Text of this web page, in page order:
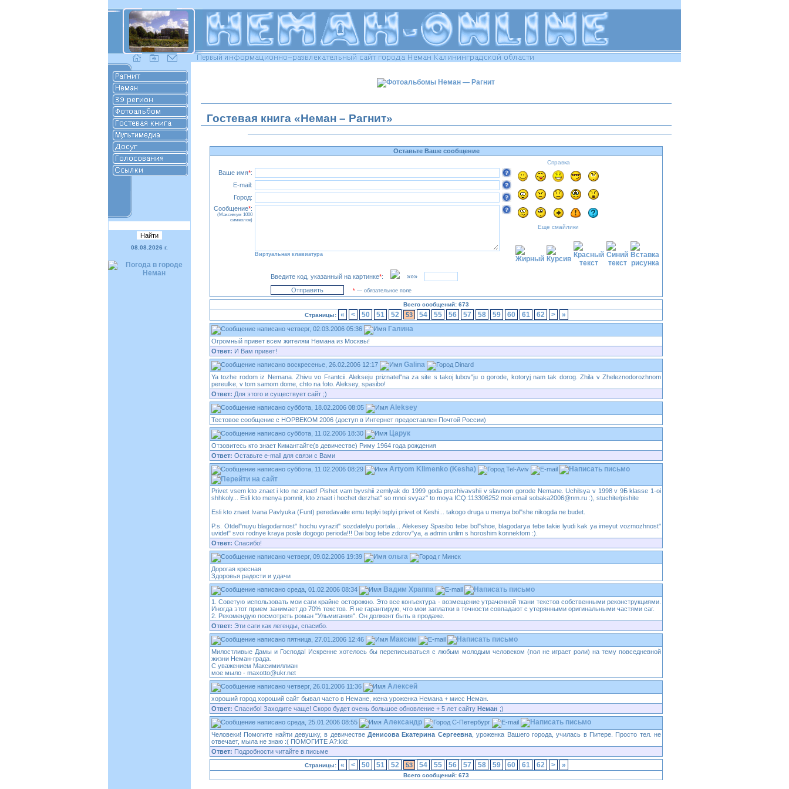
08.08.2026 г.
Гостевая книга «Неман – Рагнит»
Оставьте Ваше сообщение
Ваше имя*:
E-mail:
Город:
Сообщение*:
(Максимум 1000
символов)
Виртуальная клавиатура
Справка
Еще смайлики
Введите код, указанный на картинке*: »»»
* — обязательное поле
Всего сообщений: 673
Страницы:
« < 50 51 52 53 54 55 56 57 58 59 60 61 62 > »
четверг, 02.03.2006 05:36 Галина
Огромный привет всем жителям Немана из Москвы!
Ответ: И Вам привет!
воскресенье, 26.02.2006 12:17
Galina
Dinard
Ya tozhe rodom iz Nemana. Zhivu vo Frantcii. Alekseju priznatel"na za site s takoj lubov"ju o gorode, kotoryj nam tak dorog. Zhila v Zheleznodorozhnom
pereulke, v tom samom dome, chto na foto. Aleksey, spasibo!
Ответ: Для этого и существует сайт ;)
суббота, 18.02.2006 08:05
Aleksey
Тестовое сообщение с НОРВЕКОМ 2006 (доступ в Интернет предоставлен Почтой России)
суббота, 11.02.2006 18:30
Царук
Отзовитесь кто знает Кимантайте(в девичестве) Риму 1964 года рождения
Ответ: Оставьте e-mail для связи с Вами
суббота, 11.02.2006 08:29
Artyom Klimenko (Kesha) Tel-Aviv
Privet vsem kto znaet i kto ne znaet! Pishet vam byvshii zemlyak do 1999 goda prozhivavshii v slavnom gorode Nemane. Uchilsya v 1998 v 9Б klasse 1-oi
shhkoly... Esli kto menya pomnit, kto znaet i hochet derzhat" so mnoi svyaz" to moya ICQ:113306252 moi email sobaka2006@nm.ru :), stuchite/pishite
Esli kto znaet Ivana Pavlyuka (Funt) peredavaite emu teplyi teplyi privet ot Keshi... takogo druga u menya bol"she nikogda ne budet.
P.s. Otdel"nuyu blagodarnost" hochu vyrazit" sozdatelyu portala... Alekesey Spasibo tebe bol"shoe, blagodarya tebe takie lyudi kak ya imeyut vozmozhnost"
uvidet" svoi rodnye kraya posle dogogo perioda!!! Dai bog tebe zdorov"ya, a admin unlim s horoshim konnektom :).
Ответ: Спасибо!
четверг, 09.02.2006 19:39
ольга
г Минск
Дорогая кресная
Здоровья радости и удачи
среда, 01.02.2006 08:34
Вадим Храппа
1. Советую использовать мои саги крайне осторожно. Это все конъектура - возмещение утраченной ткани текстов собственными реконструкциями.
Иногда этот прием занимает до 70% текстов. Я не гарантирую, что мои заплатки в точности совпадают с утерянными оригинальными частями саг.
2. Рекомендую посмотреть роман "Ульмигания". Он должент быть в продаже.
Ответ: Эти саги как легенды, спасибо.
пятница, 27.01.2006 12:46
Максим
Милостливые Дамы и Господа! Искренне хотелось бы переписываться с любым молодым человеком (пол не играет роли) на тему повседневной
жизни Неман-града.
С уважением Максимиллиан
мое мыло - maxotto@ukr.net
четверг, 26.01.2006 11:36
Алексей
хороший город хороший сайт бывал часто в Немане, жена уроженка Немана + мисс Неман.
Ответ: Спасибо! Заходите чаще! Скоро будет очень большое обновление + 5 лет сайту Неман ;)
среда, 25.01.2006 08:55
Александр
С-Петербург
Человеки! Помогите найти девушку, в девичествеДенисова Екатерина Сергеевна, уроженка Вашего города, училась в Питере. Просто тел. не
отвечает, мыла не знаю :( ПОМОГИТЕ А?:kid:
Ответ: Подробности читайте в письме
Страницы: « < 50 51 52 53 54 55 56 57 58 59 60 61 62 > »
Всего сообщений: 673